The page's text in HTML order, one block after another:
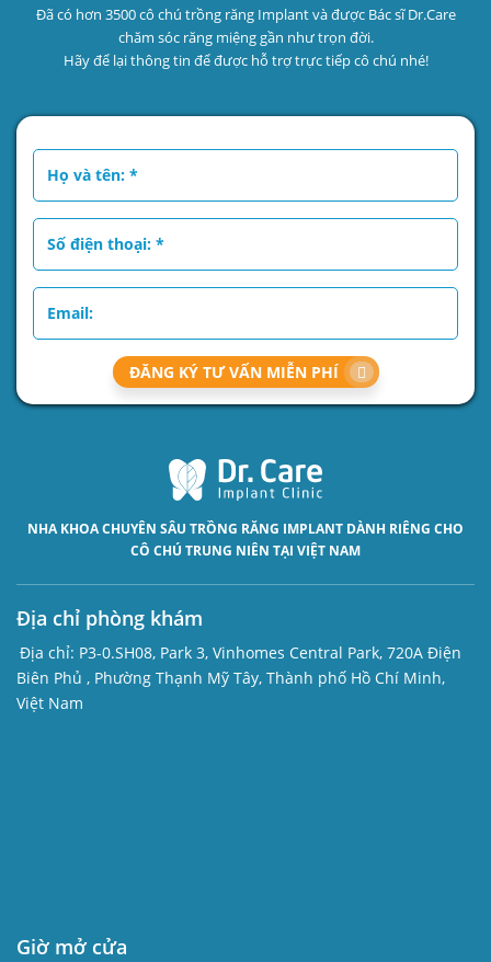
Đã có hơn 3500 cô chú trồng răng Implant và được Bác sĩ Dr.Care
chăm sóc răng miệng gần như trọn đời.
Hãy để lại thông tin để được hỗ trợ trực tiếp cô chú nhé!
ĐĂNG KÝ TƯ VẤN MIỄN PHÍ
NHA KHOA CHUYÊN SÂU TRỒNG RĂNG IMPLANT DÀNH RIÊNG CHO
CÔ CHÚ TRUNG NIÊN TẠI VIỆT NAM
Địa chỉ phòng khám
Địa chỉ: P3-0.SH08, Park 3, Vinhomes Central Park, 720A Điện
Biên Phủ , Phường Thạnh Mỹ Tây, Thành phố Hồ Chí Minh,
Việt Nam
Giờ mở cửa